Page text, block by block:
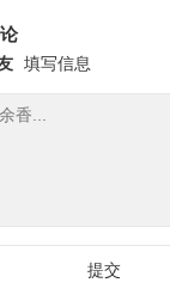
填写信息